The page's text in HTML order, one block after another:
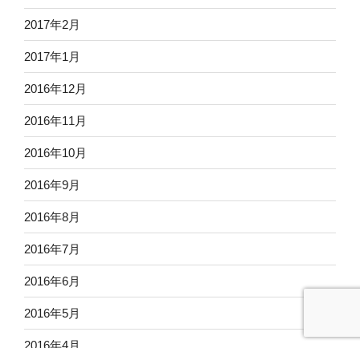
2017年2月
2017年1月
2016年12月
2016年11月
2016年10月
2016年9月
2016年8月
2016年7月
2016年6月
2016年5月
2016年4月